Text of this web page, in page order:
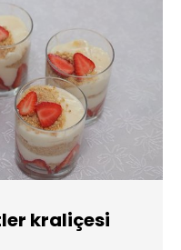
kraliçesi